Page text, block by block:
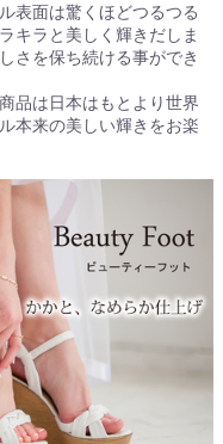
表面は驚くほどつるつる
キラと美しく輝きだしま
さを保ち続ける事ができ
品は日本はもとより世界
本来の美しい輝きをお楽